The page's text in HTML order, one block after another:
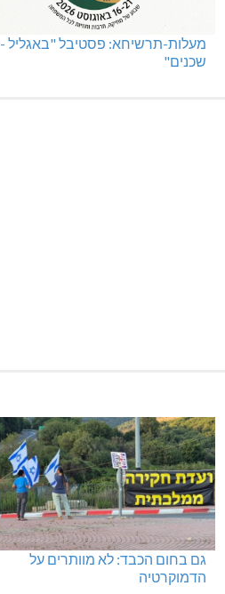
מעלות-תרשיחא: פסטיבל "באגליל -
שכנים"
גם בחום הכבד: לא מוותרים על
הדמוקרטיה